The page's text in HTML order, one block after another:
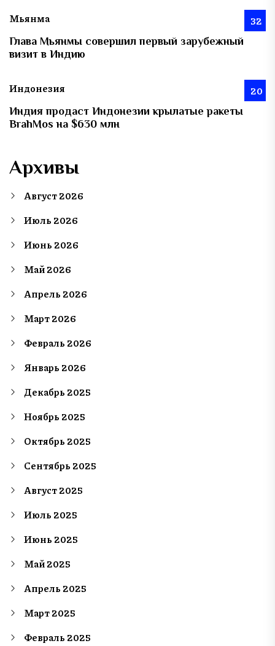
Мьянма 32
Глава Мьянмы совершил первый зарубежный
визит в Индию
Индонезия 20
Индия продаст Индонезии крылатые ракеты
BrahMos на $630 млн
Архивы
Август 2026
Июль 2026
Июнь 2026
Май 2026
Апрель 2026
Март 2026
Февраль 2026
Январь 2026
Декабрь 2025
Ноябрь 2025
Октябрь 2025
Сентябрь 2025
Август 2025
Июль 2025
Июнь 2025
Май 2025
Апрель 2025
Март 2025
Февраль 2025